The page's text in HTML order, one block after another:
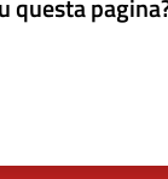
questa